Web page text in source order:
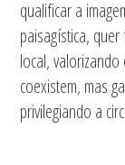
qualificar a
paisagística,
local,
coexistem, mas
privilegiando a